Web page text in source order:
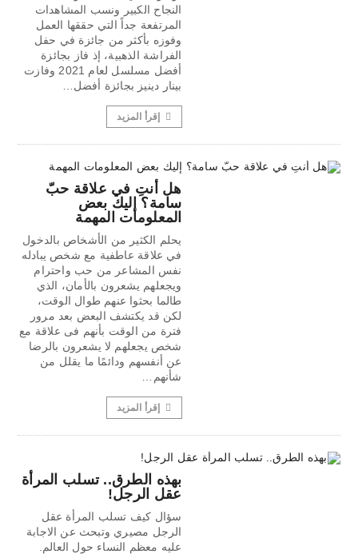
النجاح الكبير ونسب المشاهدات
المرتفعة جداً التي حققها العمل
وفوزه بأكثر من جائزة في حفل
الفراشة الذهبية، إذ فاز بجائزة
أفضل مسلسل لعام 2021 وفازت
بينار دينيز بجائزة أفضل…
إقرأ المزيد
هل أنتِ في علاقة حبّ
سامة؟ إليك بعض
المعلومات المهمة
يحلم الكثير من الأشخاص بالدخول
في علاقة عاطفية مع شخص يبادله
نفس المشاعر من حب واحترام
ويجعلهم يشعرون بالأمان، الذي
طالما بحثوا عنهم طوال الوقت،
لكن قد يكتشف البعض بعد مرور
فترة من الوقت بأنهم فى علاقة مع
شخص يجعلهم لا يشعرون بالرضا
عن أنفسهم ودائمًا ما يقلل من
شأنهم…
إقرأ المزيد
بهذه الطرق.. تسلب المرأة
عقل الرجل!
سؤال كيف تسلب المرأة عقل
الرجل مصيري وتبحث عن الاجابة
عليه معظم النساء حول العالم.